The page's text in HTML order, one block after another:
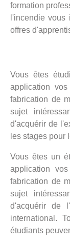
formation
l'incendie vous
offres
Vous êtes
application
fabrication de
sujet
d'acquérir de
les stages pour
Vous êtes un
application
fabrication de
sujet
d'acquérir de
international.
étudiants